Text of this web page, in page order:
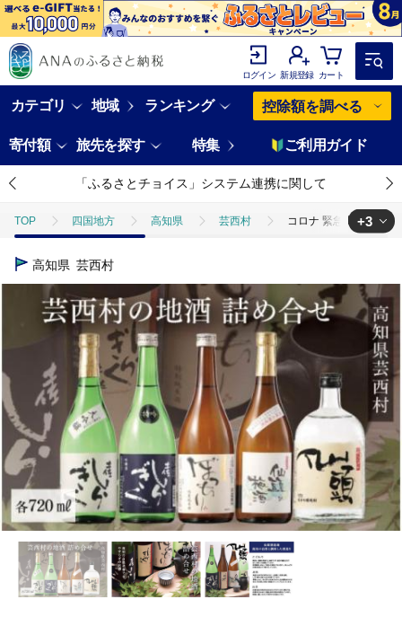
ログイン 新規登録 カート
カテゴリ 地域 ランキング 控除額を調べる
寄付額 旅先を探す 特集 ご利用ガイド
「ふるさとチョイス」システム連携に関して
TOP 四国地方 高知県 芸西村 コロナ 緊急支援 芸西
TOP
コロナ 緊急支援 芸西村の地酒詰め合せ 各
酒 ほかの酒 コロナ 緊急支援 芸西村の地酒詰め合せ
+3
高知県 芸西村